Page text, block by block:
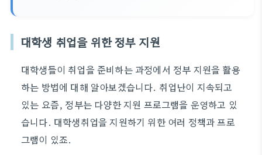
대학생 취업을 위한 정부 지원
대학생들이 취업을 준비하는 과정에서 정부 지원을 활용
하는 방법에 대해 알아보겠습니다. 취업난이 지속되고
있는 요즘, 정부는 다양한 지원 프로그램을 운영하고 있
습니다. 대학생취업을 지원하기 위한 여러 정책과 프로
그램이 있죠.